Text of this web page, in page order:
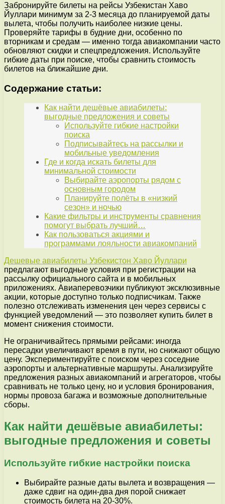
Забронируйте билеты на рейсы Узбекистан Хаво
Йуллари минимум за 2-3 месяца до планируемой даты
вылета, чтобы получить наиболее низкие цены.
Проверяйте тарифы в будние дни, особенно по
вторникам и средам — именно тогда авиакомпании часто
обновляют скидки и спецпредложения. Используйте
гибкие даты при поиске, чтобы сравнить стоимость
билетов на ближайшие дни.
Содержание статьи:
Как найти дешёвые авиабилеты:
выгодные предложения и советы
Используйте гибкие настройки
поиска
Подписывайтесь на рассылки и
мобильные уведомления
Где и когда искать билеты для
минимальной стоимости
Выбирайте аэропорты рядом с
основным городом
Планируйте полёты в «низкий
сезон» и ночью
Какие фильтры и инструменты сравнения
помогут выбрать лучший…
Как пользоваться акциями и
программами лояльности авиакомпаний
Дешевые авиабилеты Узбекистон Хаво Йуллари
предлагают выгодные условия при регистрации на
рассылку официального сайта и в мобильных
приложениях. Авиаперевозчики публикуют эксклюзивные
акции, которые доступно только подписчикам. Также
полезно отслеживать изменения цен через сервисы с
функцией уведомлений — это позволяет купить билет в
момент снижения стоимости.
Не ограничивайтесь прямыми рейсами: иногда
пересадки увеличивают время в пути, но снижают общую
цену. Экспериментируйте с поиском через соседние
аэропорты и альтернативные маршруты. Анализируйте
предложения разных авиакомпаний и агрегаторов, чтобы
сравнивать не только цену, но и условия бронирования,
нормы провоза багажа и возможные дополнительные
сборы.
Как найти дешёвые авиабилеты:
выгодные предложения и советы
Используйте гибкие настройки поиска
Выбирайте разные даты вылета и возвращения —
даже сдвиг на один-два дня порой снижает
стоимость билета на 20-30%.